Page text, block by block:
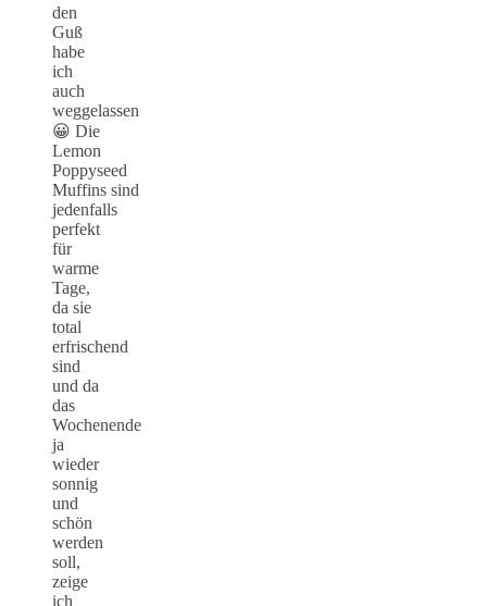
den
Guß
habe
ich
auch
weggelassen
😀 Die
Lemon
Poppyseed
Muffins sind
jedenfalls
perfekt
für
warme
Tage,
da sie
total
erfrischend
sind
und da
das
Wochenende
ja
wieder
sonnig
und
schön
werden
soll,
zeige
ich